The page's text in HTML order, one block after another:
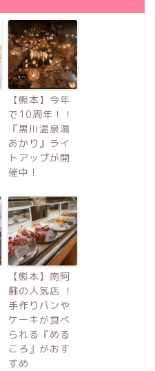
【熊本】今年
で10周年！！
『黒川温泉湯
あかり』ライ
トアップが開
催中！
【熊本】南阿
蘇の人気店 ！
手作りパンや
ケーキが食べ
られる『める
ころ』がおす
すめ